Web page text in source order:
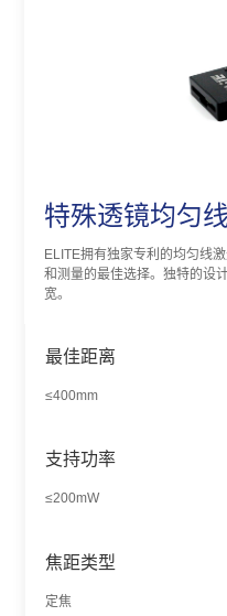
特殊透镜均匀线
ELITE拥有独家专利的均匀线
和测量的最佳选择。独特的设
宽。
最佳距离
≤400mm
支持功率
≤200mW
焦距类型
定焦